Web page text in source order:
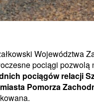
Województwa
pociągi
pociągów relacji
Pomorza